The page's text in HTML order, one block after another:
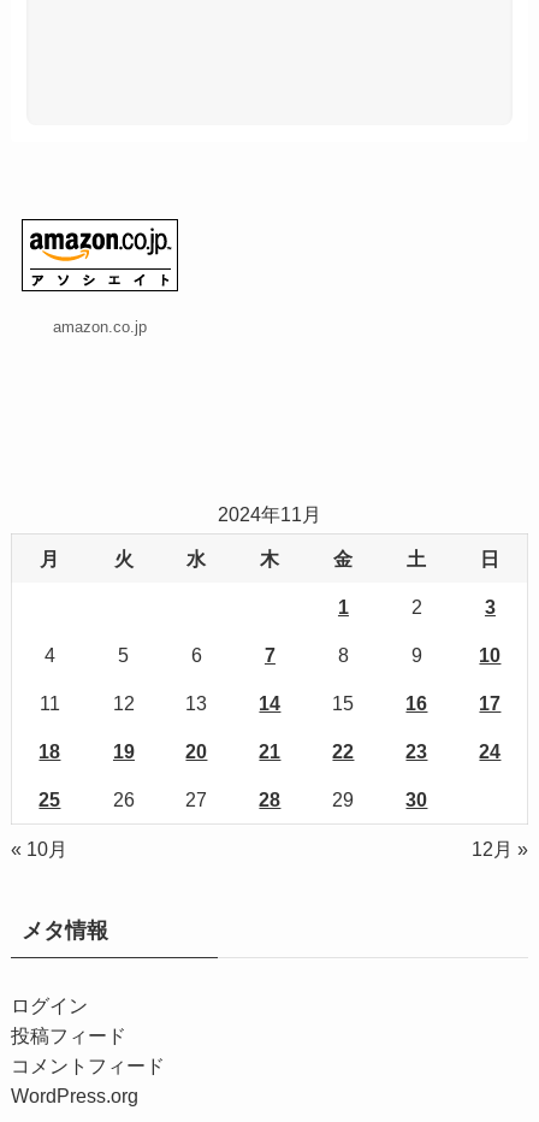
amazon.co.jp
2024年11月
月 火 水 木 金 土 日
1 2 3
4 5 6 7 8 9 10
11 12 13 14 15 16 17
18 19 20 21 22 23 24
25 26 27 28 29 30
« 10月 12月 »
メタ情報
ログイン
投稿フィード
コメントフィード
WordPress.org